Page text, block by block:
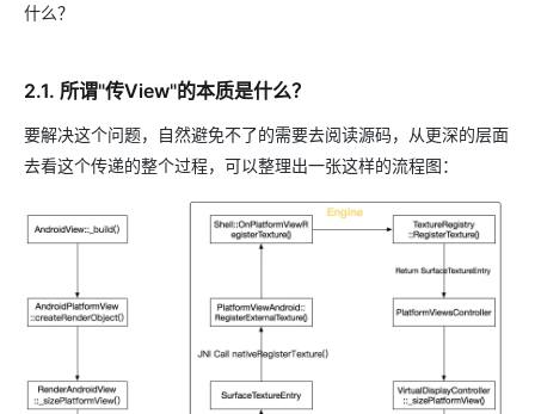
什么？
2.1. 所谓"传View"的本质是什么？
要解决这个问题，自然避免不了的需要去阅读源码，从更深的层面
去看这个传递的整个过程，可以整理出一张这样的流程图：